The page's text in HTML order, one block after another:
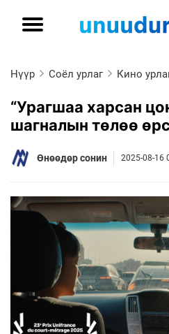
Нүүр Соёл урлаг Кино
“Урагшаа харсан
шагналын төлөө
Өнөөдөр сонин 2025-08-16